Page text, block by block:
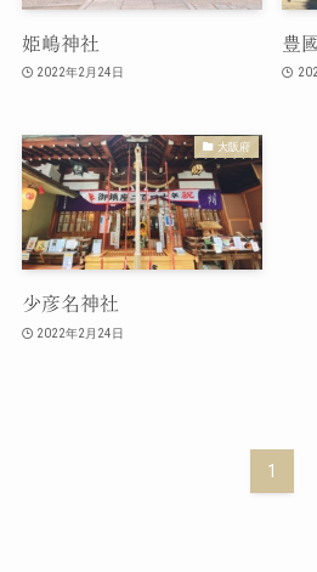
姫嶋神社
2022年2月24日
豊
大阪府
少彦名神社
2022年2月24日
1